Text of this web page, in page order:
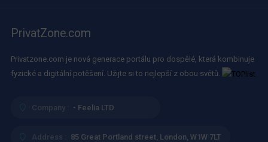
PrivatZone.com
Privatzone.com je nová generace portálu pro dospělé, která kombinuje
fyzické a digitální potěšení. Užijte si to nejlepší z obou světů.
Company : - Feelia LTD
Address : 85 Great Portland street, London, W1W 7LT